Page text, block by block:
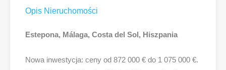
Opis Nieruchomości
Estepona, Málaga, Costa del Sol, Hiszpania
Nowa inwestycja: ceny od 872 000 € do 1 075 000 €.